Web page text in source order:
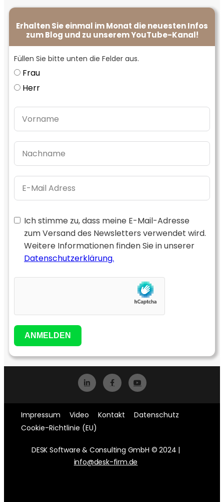
Erhalten Sie einmal im Monat die neuesten Infos
zum Blog und zu unserem YouTube-Kanal!
Füllen Sie bitte unten die Felder aus.
Frau
Herr
Ich stimme zu, dass meine E-Mail-Adresse
zum Versand des Newsletters verwendet wird.
Weitere Informationen finden Sie in unserer
Datenschutzerklärung.
ANMELDEN
Impressum Video Kontakt
Datenschutz
Cookie-Richtlinie (EU)
DESK Software & Consulting GmbH © 2024 |
info@desk-firm.de